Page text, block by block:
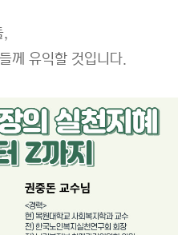
,
께 유익할 것입니다.